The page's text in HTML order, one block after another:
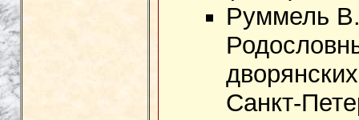
Руммель
Санкт-